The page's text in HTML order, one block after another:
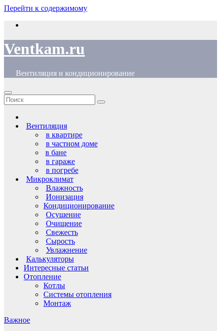
Перейти к содержимому
Ventkam.ru
Вентиляция и кондиционирование
Вентиляция
в квартире
в частном доме
в бане
в гараже
в погребе
Микроклимат
Влажность
Ионизация
Кондиционирование
Осушение
Очищение
Свежесть
Сырость
Увлажнение
Калькуляторы
Интересные статьи
Отопление
Котлы
Системы отопления
Монтаж
Важное